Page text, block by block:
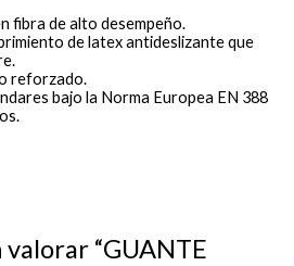
fibra de alto desempeño.
de latex antideslizante que
reforzado.
bajo la Norma Europea EN 388
“GUANTE